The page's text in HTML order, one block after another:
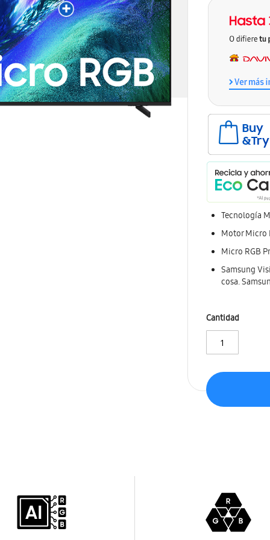
Tecnología
Motor Micro
Micro RGB
Samsung
cosa.
Cantidad